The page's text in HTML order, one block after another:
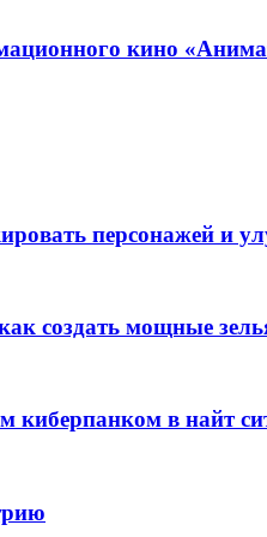
кино
персонажей и
создать мощные
киберпанком в найт